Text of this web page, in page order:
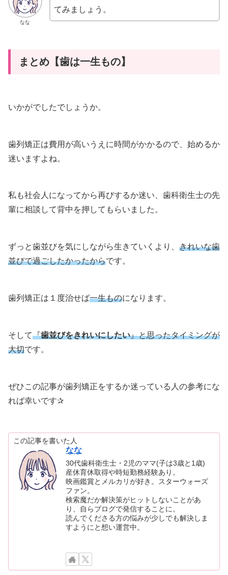
なな
てみましょう。
まとめ【歯は一生もの】
いかがでしたでしょうか。
歯列矯正は費用が高いうえに時間がかかるので、始めるか
迷いますよね。
私も社会人になってから再びするか迷い、歯科衛生士の先
輩に相談して背中を押してもらいました。
ずっと歯並びを気にしながら生きていくより、 きれいな歯
並びで過ごしたかったからです。
歯列矯正は１度治せば一生ものになります。
そして『歯並びをきれいにしたい』と思ったタイミングが
大切です。
ぜひこの記事が歯列矯正をするか迷っている人の参考にな
れば幸いです✰
この記事を書いた人
なな
30代歯科衛生士・2児のママ(子は3歳と1歳)
産休育休取得や時短勤務経験あり。
映画鑑賞とメルカリが好き。スターウォーズ
ファン。
検索魔だか解決策がヒットしないことがあ
り、自らブログで発信することに。
読んでくださる方の悩みが少しでも解決しま
すようにと想い運営中。